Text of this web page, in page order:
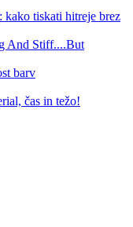
tiskati hitreje brez
And Stiff....But
barv
čas in težo!